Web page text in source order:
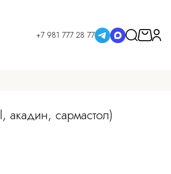
+7 981 777 28 77
акадин, сармастол)